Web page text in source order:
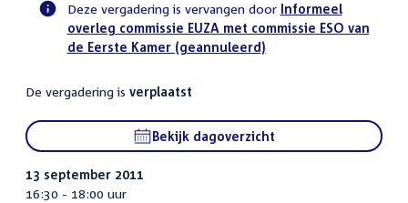
Voortgangsstatus
commissie
activiteit
Deze vergadering is vervangen door Informeel
overleg commissie EUZA met commissie ESO van
de Eerste Kamer (geannuleerd)
De vergadering is verplaatst
Bekijk dagoverzicht
13 september 2011
16:30 - 18:00 uur